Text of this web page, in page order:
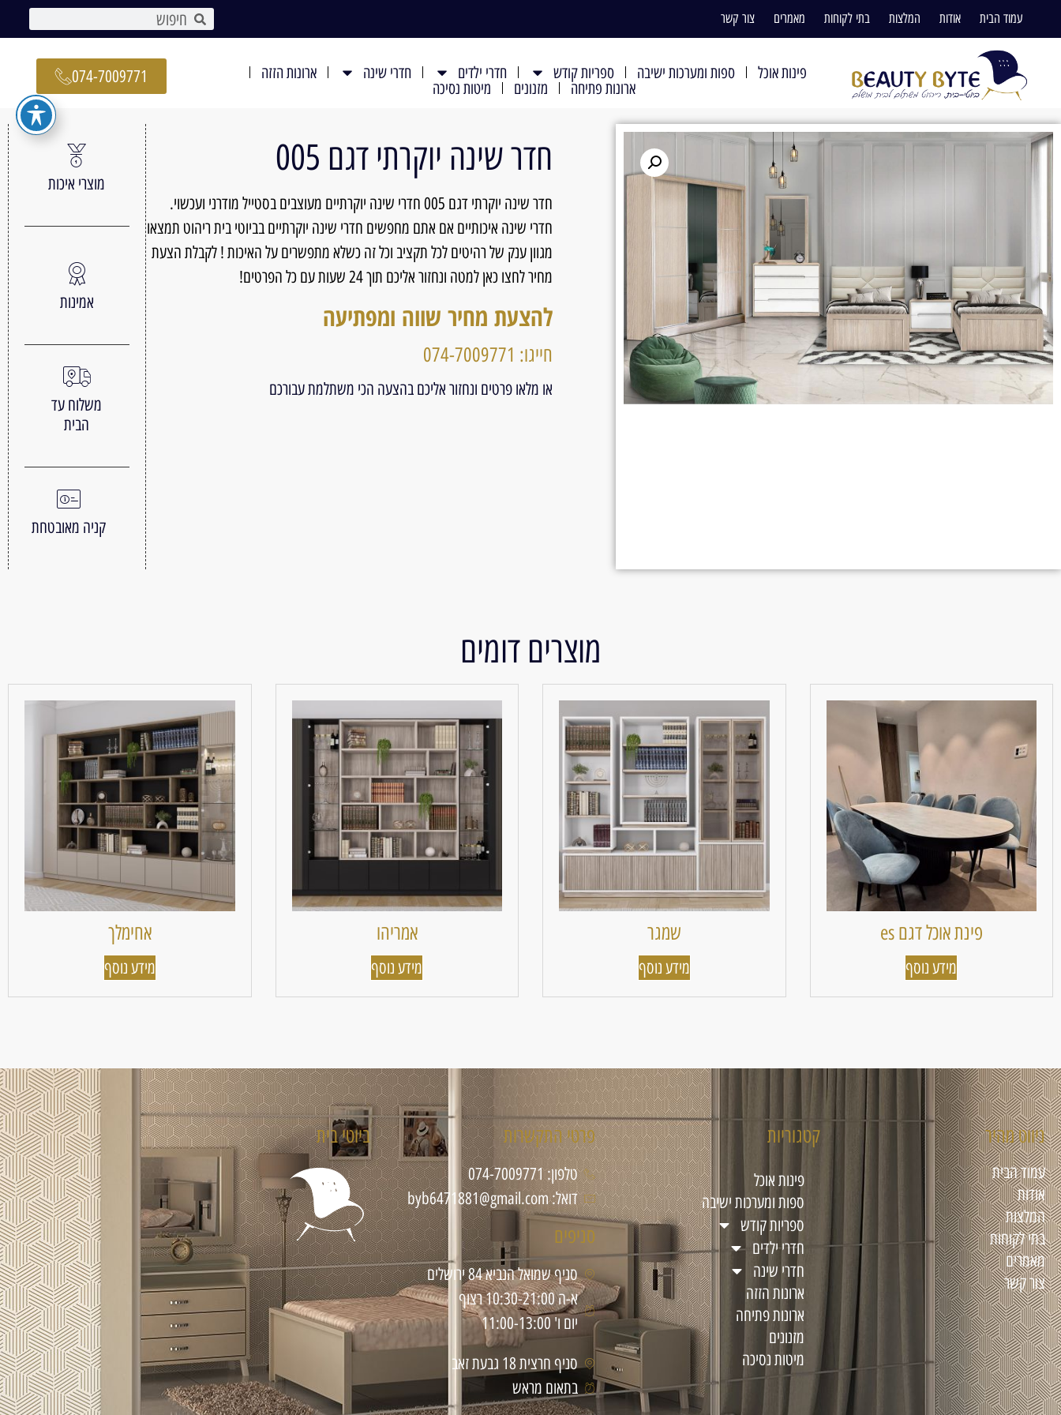
עמוד הבית אודות המלצות בתי לקוחות מאמרים צור קשר
פינות אוכל ספות ומערכות ישיבה ספריות קודש חדרי ילדים חדרי שינה
ארונות הזזה
ארונות פתיחה
מזנונים מיטות נסיכה
074-7009771
חדר שינה יוקרתי דגם 005
חדר שינה יוקרתי דגם 005 חדרי שינה יוקרתיים מעוצבים בסטייל מודרני ועכשוי.
חדרי שינה איכותיים אם אתם מחפשים חדרי שינה יוקרתיים בביוטי בית ריהוט תמצאו
מגוון ענק של רהיטים לכל תקציב וכל זה כשלא מתפשרים על האיכות ! לקבלת הצעת
מחיר לחצו כאן למטה ונחזור אליכם תוך 24 שעות עם כל הפרטים!
להצעת מחיר שווה ומפתיעה
חייגו: 074-7009771
או מלאו פרטים ונחזור אליכם בהצעה הכי משתלמת עבורכם
מוצרי איכות
אמינות
משלוח עד
הבית
קניה מאובטחת
מוצרים דומים
פינת אוכל דגם es
מידע נוסף
שמגר
מידע נוסף
אמריהו
מידע נוסף
אחימלך
מידע נוסף
ניווט מהיר
עמוד הבית
אודות
המלצות
בתי לקוחות
מאמרים
צור קשר
קטגוריות
פינות אוכל
ספות ומערכות ישיבה
ספריות קודש
חדרי ילדים
חדרי שינה
ארונות הזזה
ארונות פתיחה
מזנונים
מיטות נסיכה
פרטי התקשרות
טלפון: 074-7009771
דואל: byb6471881@gmail.com
סניפים
סניף שמואל הנביא 84 ירושלים
א-ה 10:30-21:00 רצוף
יום ו' 11:00-13:00
סניף חרצית 18 גבעת זאב
בתאום מראש
ביוטי בית